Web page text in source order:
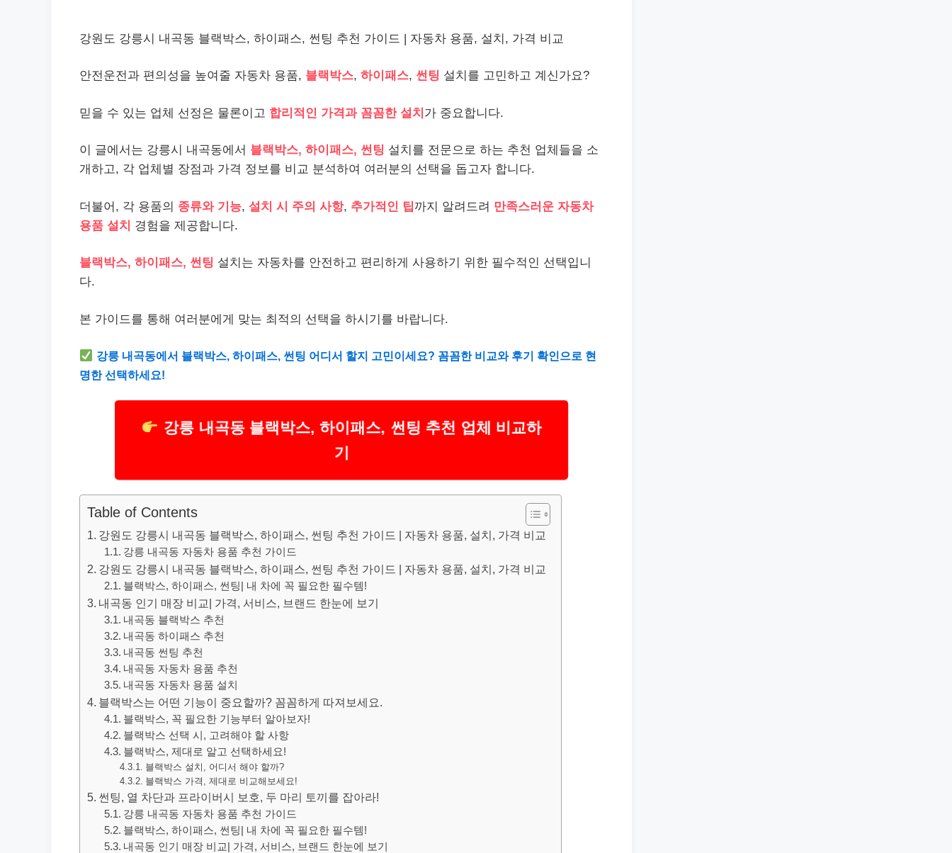
강원도 강릉시 내곡동 블랙박스, 하이패스, 썬팅 추천 가이드 | 자동차 용품, 설치, 가격 비교
안전운전과 편의성을 높여줄 자동차 용품, 블랙박스, 하이패스, 썬팅 설치를 고민하고 계신가요?
믿을 수 있는 업체 선정은 물론이고 합리적인 가격과 꼼꼼한 설치 가 중요합니다.
이 글에서는 강릉시 내곡동에서 블랙박스, 하이패스, 썬팅 설치를 전문으로 하는 추천 업체들을 소
개하고, 각 업체별 장점과 가격 정보를 비교 분석하여 여러분의 선택을 돕고자 합니다.
더불어, 각 용품의 종류와 기능, 설치 시 주의 사항, 추가적인 팁까지 알려드려 만족스러운 자동차
용품 설치 경험을 제공합니다.
블랙박스, 하이패스, 썬팅 설치는 자동차를 안전하고 편리하게 사용하기 위한 필수적인 선택입니
다.
본 가이드를 통해 여러분에게 맞는 최적의 선택을 하시기를 바랍니다.
강릉 내곡동에서 블랙박스, 하이패스, 썬팅 어디서 할지 고민이세요? 꼼꼼한 비교와 후기 확인으로 현
명한 선택하세요!
강릉 내곡동 블랙박스, 하이패스, 썬팅 추천 업체 비교하
기
Table of Contents
강원도 강릉시 내곡동 블랙박스, 하이패스, 썬팅 추천 가이드 | 자동차 용품, 설치, 가격 비교
강릉 내곡동 자동차 용품 추천 가이드
강원도 강릉시 내곡동 블랙박스, 하이패스, 썬팅 추천 가이드 | 자동차 용품, 설치, 가격 비교
블랙박스, 하이패스, 썬팅| 내 차에 꼭 필요한 필수템!
내곡동 인기 매장 비교| 가격, 서비스, 브랜드 한눈에 보기
내곡동 블랙박스 추천
내곡동 하이패스 추천
내곡동 썬팅 추천
내곡동 자동차 용품 추천
내곡동 자동차 용품 설치
블랙박스는 어떤 기능이 중요할까? 꼼꼼하게 따져보세요.
블랙박스, 꼭 필요한 기능부터 알아보자!
블랙박스 선택 시, 고려해야 할 사항
블랙박스, 제대로 알고 선택하세요!
블랙박스 설치, 어디서 해야 할까?
블랙박스 가격, 제대로 비교해보세요!
썬팅, 열 차단과 프라이버시 보호, 두 마리 토끼를 잡아라!
강릉 내곡동 자동차 용품 추천 가이드
블랙박스, 하이패스, 썬팅| 내 차에 꼭 필요한 필수템!
내곡동 인기 매장 비교| 가격, 서비스, 브랜드 한눈에 보기